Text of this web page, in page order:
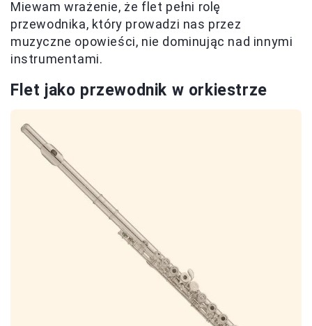
Miewam wrażenie, że flet pełni rolę
przewodnika, który prowadzi nas przez
muzyczne opowieści, nie dominując nad innymi
instrumentami.
Flet jako przewodnik w orkiestrze